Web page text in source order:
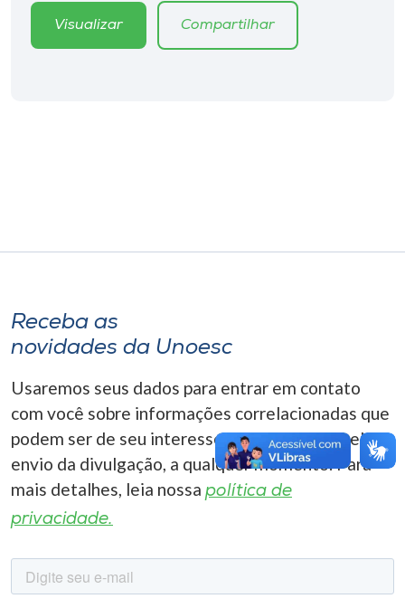
Rádio
A+
A-
Visualizar Compartilhar
Receba as
novidades da Unoesc
Usaremos seus dados para entrar em contato
com você sobre informações correlacionadas que
podem ser de seu interesse. Você pode cancelar o
envio da divulgação, a qualquer momento. Para
mais detalhes, leia nossa política de
privacidade.